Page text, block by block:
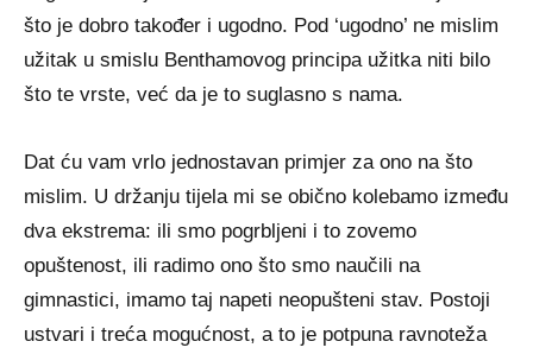
što je dobro također i ugodno. Pod ‘ugodno’ ne mislim
užitak u smislu Benthamovog principa užitka niti bilo
što te vrste, već da je to suglasno s nama.
Dat ću vam vrlo jednostavan primjer za ono na što
mislim. U držanju tijela mi se obično kolebamo između
dva ekstrema: ili smo pogrbljeni i to zovemo
opuštenost, ili radimo ono što smo naučili na
gimnastici, imamo taj napeti neopušteni stav. Postoji
ustvari i treća mogućnost, a to je potpuna ravnoteža